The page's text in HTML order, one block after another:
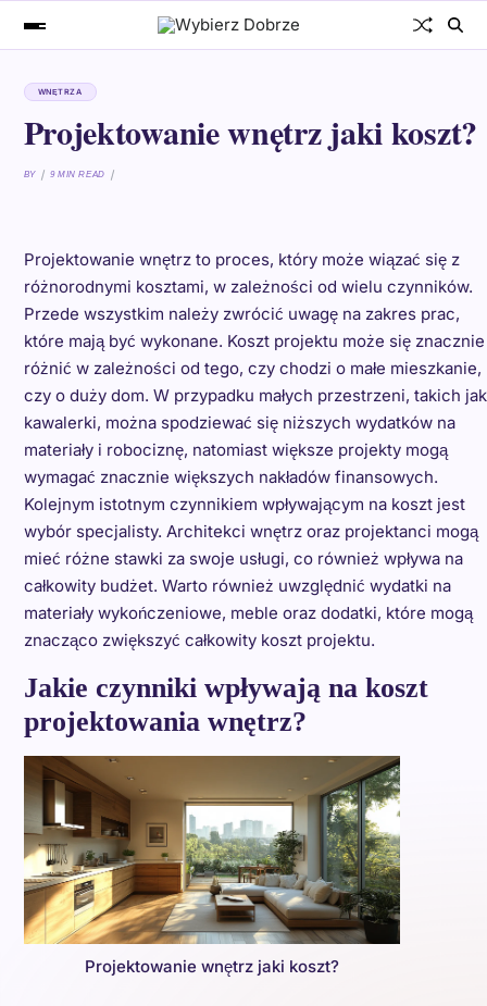
WNĘTRZA
Projektowanie wnętrz jaki koszt?
BY 9 MIN READ
Projektowanie wnętrz to proces, który może wiązać się z
różnorodnymi kosztami, w zależności od wielu czynników.
Przede wszystkim należy zwrócić uwagę na zakres prac,
które mają być wykonane. Koszt projektu może się znacznie
różnić w zależności od tego, czy chodzi o małe mieszkanie,
czy o duży dom. W przypadku małych przestrzeni, takich jak
kawalerki, można spodziewać się niższych wydatków na
materiały i robociznę, natomiast większe projekty mogą
wymagać znacznie większych nakładów finansowych.
Kolejnym istotnym czynnikiem wpływającym na koszt jest
wybór specjalisty. Architekci wnętrz oraz projektanci mogą
mieć różne stawki za swoje usługi, co również wpływa na
całkowity budżet. Warto również uwzględnić wydatki na
materiały wykończeniowe, meble oraz dodatki, które mogą
znacząco zwiększyć całkowity koszt projektu.
Jakie czynniki wpływają na koszt
projektowania wnętrz?
Projektowanie wnętrz jaki koszt?